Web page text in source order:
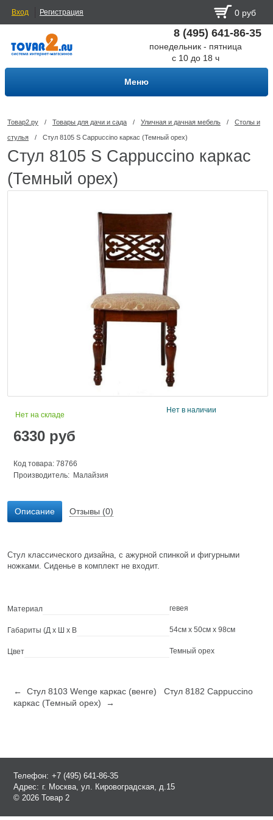
Вход Регистрация 0 руб
8 (495) 641-86-35
понедельник - пятница
с 10 до 18 ч
Меню
Товар2.ру / Товары для дачи и сада / Уличная и дачная мебель / Столы и
стулья / Стул 8105 S Cappuccino каркас (Темный орех)
Стул 8105 S Cappuccino каркас
(Темный орех)
Нет на складе
6330 руб
Код товара: 78766
Производитель: Малайзия
Нет в наличии
Описание Отзывы (0)
Стул классического дизайна, с ажурной спинкой и фигурными
ножками. Сиденье в комплект не входит.
Материал гевея
Габариты (Д х Ш х В 54см x 50см x 98см
Цвет Темный орех
← Стул 8103 Wenge каркас (венге)
Стул 8182 Cappuccino
каркас (Темный орех) →
Телефон: +7 (495) 641-86-35
Адрес: г. Москва, ул. Кировоградская, д.15
© 2026 Товар 2